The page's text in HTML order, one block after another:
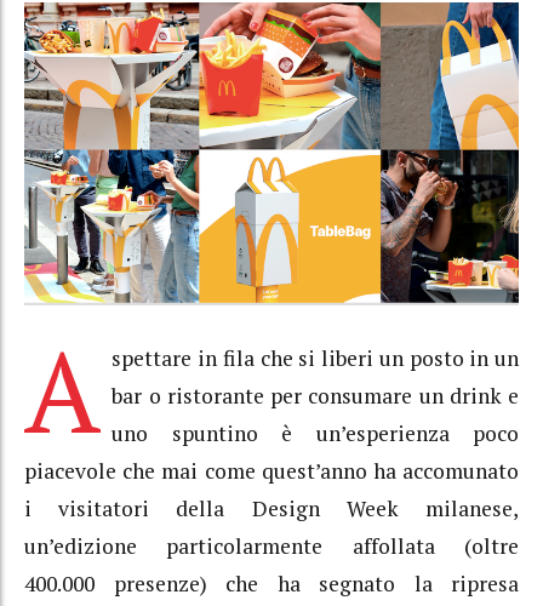
A spettare in fila che si liberi un posto in un
bar o ristorante per consumare un drink e
uno spuntino è un’esperienza poco
piacevole che mai come quest’anno ha accomunato
i visitatori della Design Week milanese,
un’edizione particolarmente affollata (oltre
400.000 presenze) che ha segnato la ripresa